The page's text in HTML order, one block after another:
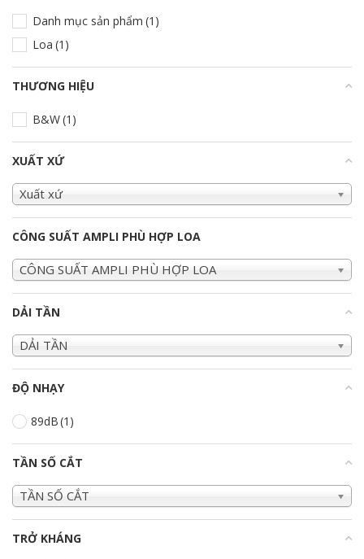
Danh mục sản phẩm (1)
Loa (1)
THƯƠNG HIỆU
B&W(1)
XUẤT XỨ
Xuất xứ
CÔNG SUẤT AMPLI PHÙ HỢP LOA
CÔNG SUẤT AMPLI PHÙ HỢP LOA
DẢI TẦN
DẢI TẦN
ĐỘ NHẠY
89dB(1)
TẦN SỐ CẮT
TẦN SỐ CẮT
TRỞ KHÁNG